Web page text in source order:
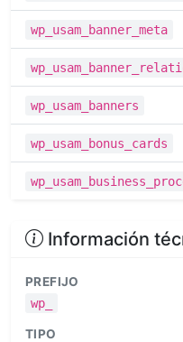
wp_usam_banner_meta
wp_usam_banners
wp_usam_bonus_cards
Información
PREFIJO
wp_
TIPO